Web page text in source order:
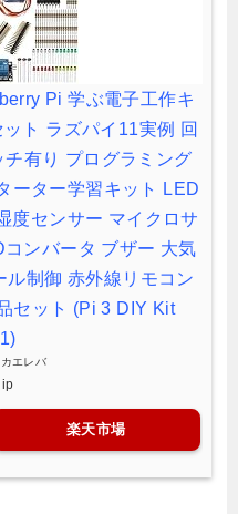
Pi 学ぶ電子工作キ
ト ラズパイ11実例 回
有り プログラミング
ーター学習キット LED
度センサー マイクロサ
ンバータ ブザー 大気
ル制御 赤外線リモコン
セット (Pi 3 DIY Kit
カエレバ
楽天市場